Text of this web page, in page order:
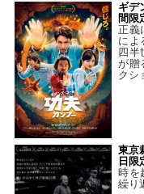
ギデ
間限
正義
によ
四半
が贈
クシ
東京
日限
時を
繰り